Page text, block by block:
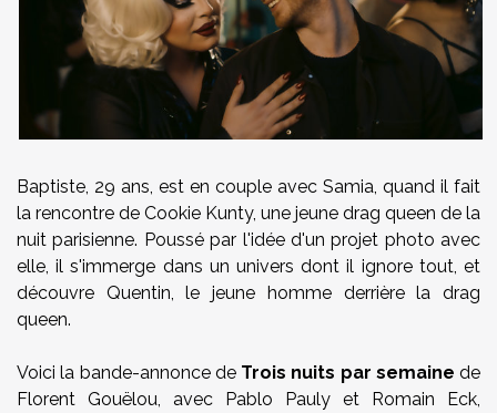
Baptiste, 29 ans, est en couple avec Samia, quand il fait
la rencontre de Cookie Kunty, une jeune drag queen de la
nuit parisienne. Poussé par l'idée d'un projet photo avec
elle, il s'immerge dans un univers dont il ignore tout, et
découvre Quentin, le jeune homme derrière la drag
queen.
Voici la bande-annonce de Trois nuits par semaine de
Florent Gouëlou, avec Pablo Pauly et Romain Eck,